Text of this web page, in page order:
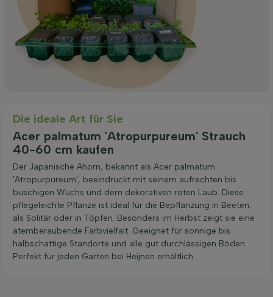
Die ideale Art für Sie
Acer palmatum 'Atropurpureum' Strauch
40-60 cm kaufen
Der Japanische Ahorn, bekannt als Acer palmatum
'Atropurpureum', beeindruckt mit seinem aufrechten bis
buschigen Wuchs und dem dekorativen roten Laub. Diese
pflegeleichte Pflanze ist ideal für die Bepflanzung in Beeten,
als Solitär oder in Töpfen. Besonders im Herbst zeigt sie eine
atemberaubende Farbvielfalt. Geeignet für sonnige bis
halbschattige Standorte und alle gut durchlässigen Böden.
Perfekt für jeden Garten bei Heijnen erhältlich.